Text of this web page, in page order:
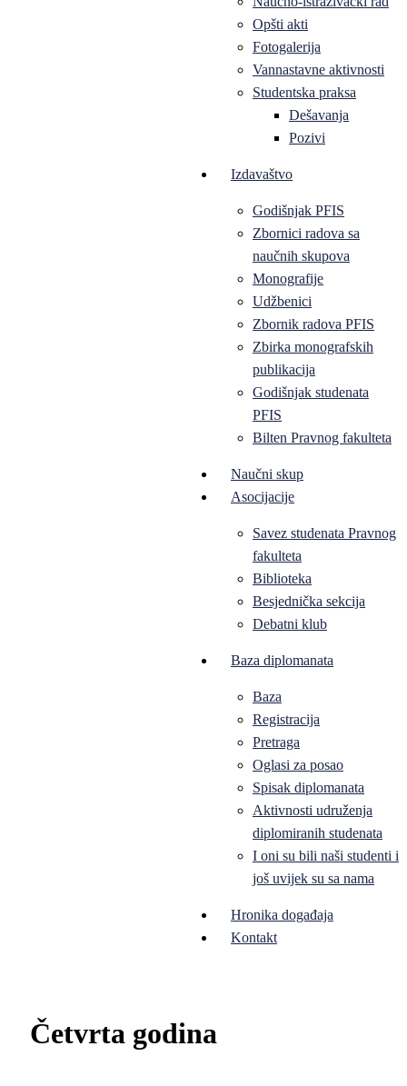
Opšti akti
Fotogalerija
Vannastavne aktivnosti
Studentska praksa
Dešavanja
Pozivi
Izdavaštvo
Godišnjak PFIS
Zbornici radova sa
naučnih skupova
Monografije
Udžbenici
Zbornik radova PFIS
Zbirka monografskih
publikacija
Godišnjak studenata
PFIS
Bilten Pravnog fakulteta
Naučni skup
Asocijacije
Savez studenata Pravnog
fakulteta
Biblioteka
Besjednička sekcija
Debatni klub
Baza diplomanata
Baza
Registracija
Pretraga
Oglasi za posao
Spisak diplomanata
Aktivnosti udruženja
diplomiranih studenata
I oni su bili naši studenti i
još uvijek su sa nama
Hronika događaja
Kontakt
Četvrta godina